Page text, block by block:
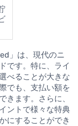
」は、現代のニ
です。特に、ライ
べることが大きな
でも、支払い額を
きます。さらに、
ントで様々な特典
にすることができ